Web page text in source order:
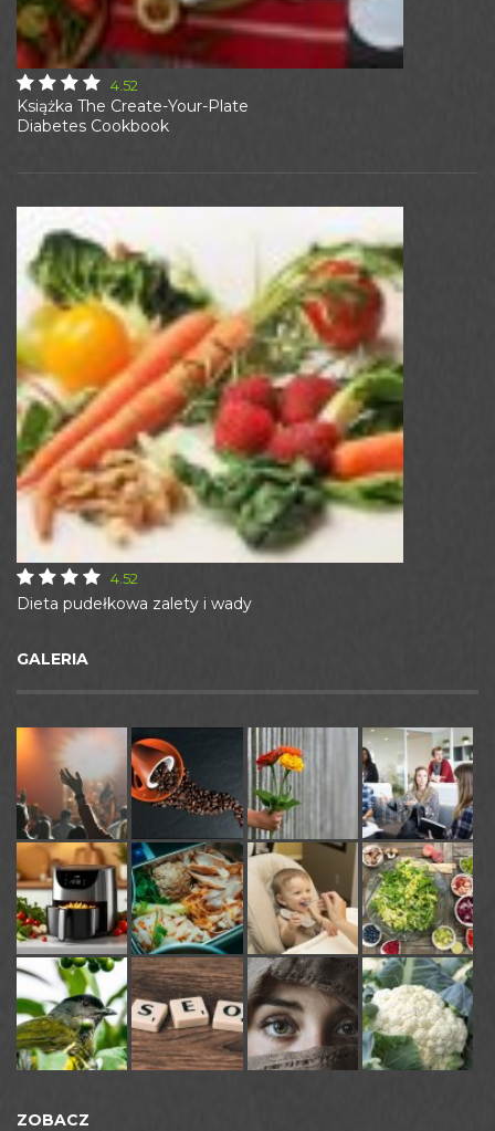
Książka The Create-Your-Plate
Diabetes Cookbook
4.52
Dieta pudełkowa zalety i wady
4.52
GALERIA
ZOBACZ